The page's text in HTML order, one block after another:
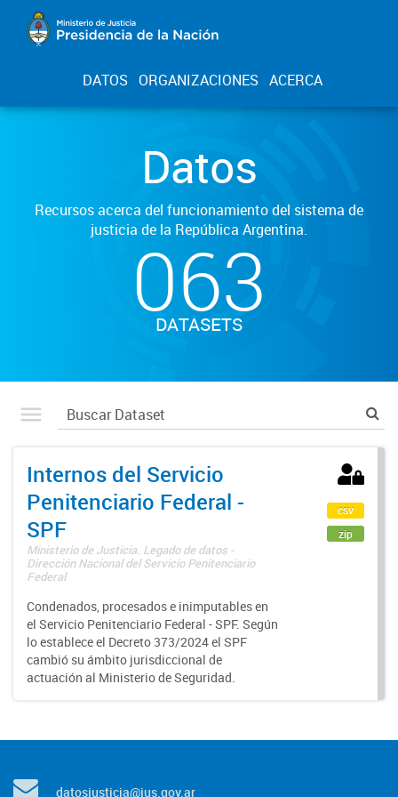
DATOS ORGANIZACIONES ACERCA
Datos
Recursos acerca del funcionamiento del sistema de
justicia de la República Argentina.
063
DATASETS
Internos del Servicio
Penitenciario Federal -
SPF
Ministerio de Justicia. Legado de datos -
Dirección Nacional del Servicio Penitenciario
Federal
Condenados, procesados e inimputables en
el Servicio Penitenciario Federal - SPF. Según
lo establece el Decreto 373/2024 el SPF
cambió su ámbito jurisdiccional de
actuación al Ministerio de Seguridad.
csv
zip
datosjusticia@jus.gov.ar